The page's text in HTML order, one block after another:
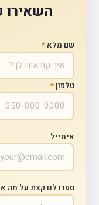
השאירו
שם מלא*
טלפון*
אימייל
ספרו לנו קצת על מה